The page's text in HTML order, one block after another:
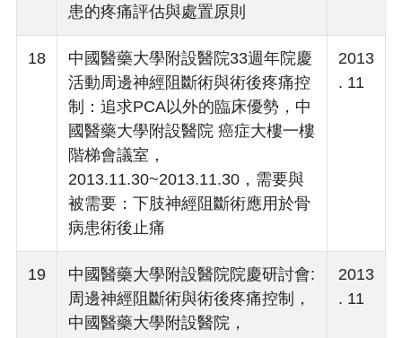
患的疼痛評估與處置原則
18
中國醫藥大學附設醫院33週年院慶
活動周邊神經阻斷術與術後疼痛控
制：追求PCA以外的臨床優勢，中
國醫藥大學附設醫院 癌症大樓一樓
階梯會議室，
2013.11.30~2013.11.30，需要與
被需要：下肢神經阻斷術應用於骨
病患術後止痛
2013
. 11
19
中國醫藥大學附設醫院院慶研討會:
周邊神經阻斷術與術後疼痛控制，
中國醫藥大學附設醫院，
2013
. 11